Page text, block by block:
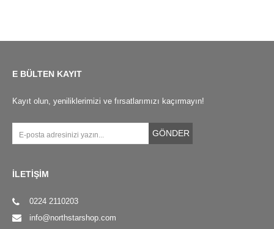
E BÜLTEN KAYIT
Kayıt olun, yeniliklerimizi ve fırsatlarımızı kaçırmayın!
GÖNDER
İLETİŞİM
0224 2110203
info@northstarshop.com